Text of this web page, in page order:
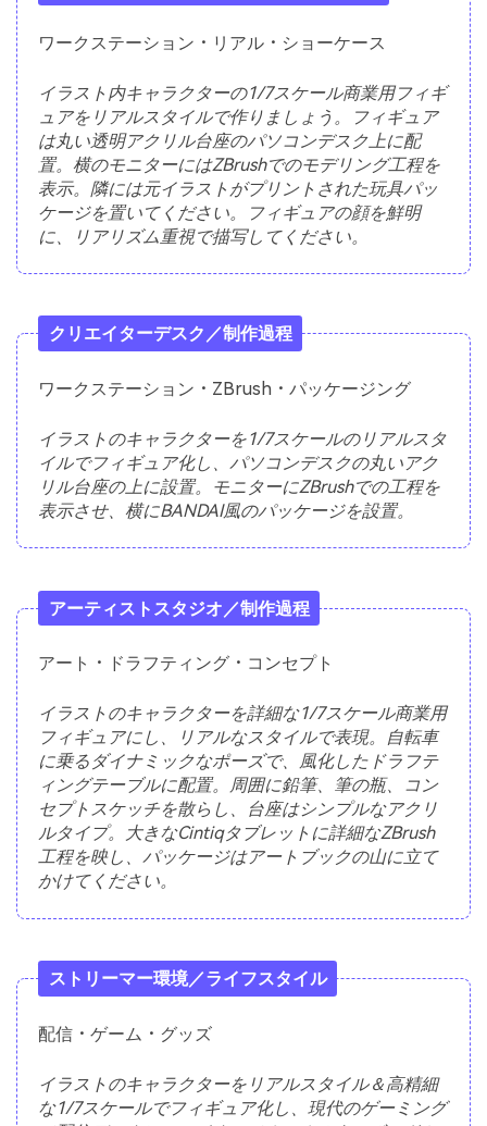
ワークステーション・リアル・ショーケース
イラスト内キャラクターの1/7スケール商業用フィギ
ュアをリアルスタイルで作りましょう。フィギュア
は丸い透明アクリル台座のパソコンデスク上に配
置。横のモニターにはZBrushでのモデリング工程を
表示。隣には元イラストがプリントされた玩具パッ
ケージを置いてください。フィギュアの顔を鮮明
に、リアリズム重視で描写してください。
クリエイターデスク／制作過程
ワークステーション・ZBrush・パッケージング
イラストのキャラクターを1/7スケールのリアルスタ
イルでフィギュア化し、パソコンデスクの丸いアク
リル台座の上に設置。モニターにZBrushでの工程を
表示させ、横にBANDAI風のパッケージを設置。
アーティストスタジオ／制作過程
アート・ドラフティング・コンセプト
イラストのキャラクターを詳細な1/7スケール商業用
フィギュアにし、リアルなスタイルで表現。自転車
に乗るダイナミックなポーズで、風化したドラフテ
ィングテーブルに配置。周囲に鉛筆、筆の瓶、コン
セプトスケッチを散らし、台座はシンプルなアクリ
ルタイプ。大きなCintiqタブレットに詳細なZBrush
工程を映し、パッケージはアートブックの山に立て
かけてください。
ストリーマー環境／ライフスタイル
配信・ゲーム・グッズ
イラストのキャラクターをリアルスタイル＆高精細
な1/7スケールでフィギュア化し、現代のゲーミング